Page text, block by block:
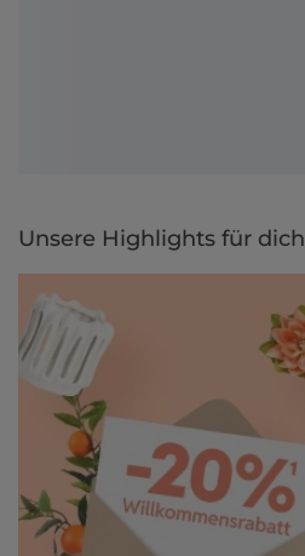
Unsere Highlights für dich